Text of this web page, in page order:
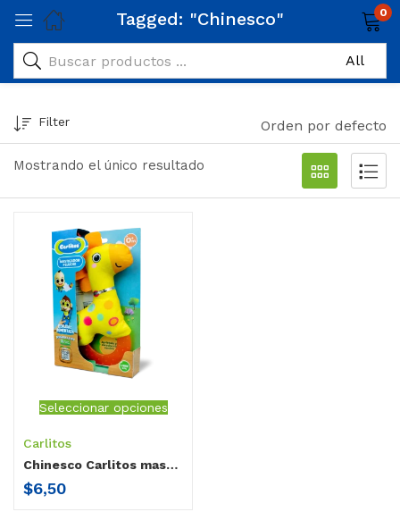
Tagged: "Chinesco" 0
Mostrando el único resultado
Filter Orden por defecto
Seleccionar opciones
Carlitos
Chinesco Carlitos masticador peluche
$6,50